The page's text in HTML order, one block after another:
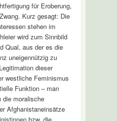
für Eroberung,
Kurz gesagt: Die
stehen im
wird zum Sinnbild
Qual, aus der es die
uneigennützig zu
dieser
westliche Feminismus
Funktion – man
die moralische
Afghanistaneinsätze